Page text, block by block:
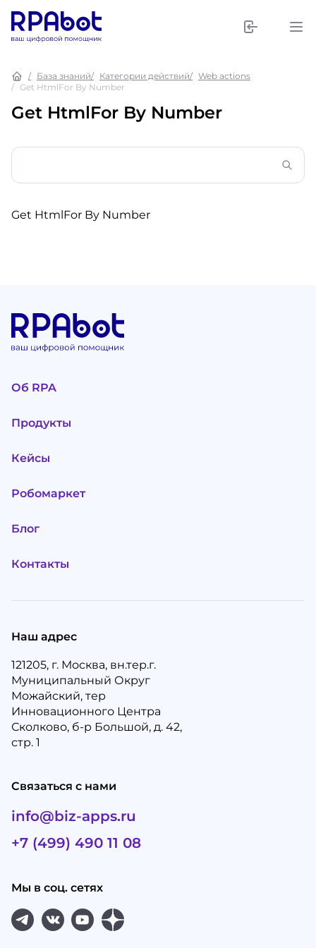
База знаний Категории действий
Web actions
Get HtmlFor By Number
Get HtmlFor By Number
Get HtmlFor By Number
Об RPA
Продукты
Кейсы
Робомаркет
Блог
Контакты
Наш адрес
121205, г. Москва, вн.тер.г.
Муниципальный Округ
Можайский, тер
Инновационного Центра
Сколково, б-р Большой, д. 42,
стр. 1
Связаться с нами
info@biz-apps.ru
+7 (499) 490 11 08
Мы в соц. сетях